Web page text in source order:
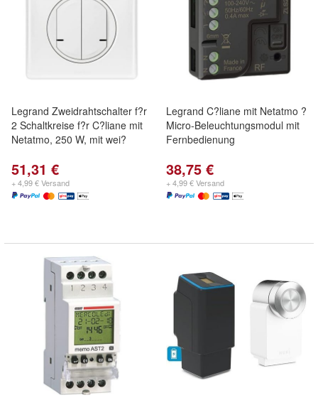
Legrand Zweidrahtschalter f?r
2 Schaltkreise f?r C?liane mit
Netatmo, 250 W, mit wei?
51,31 €
+ 4,99 € Versand
Legrand C?liane mit Netatmo ?
Micro-Beleuchtungsmodul mit
Fernbedienung
38,75 €
+ 4,99 € Versand